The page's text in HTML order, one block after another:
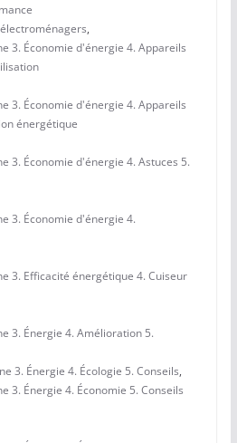
électroménagers,
3. Économie d'énergie 4. Appareils
3. Économie d'énergie 4. Appareils
énergétique
3. Économie d'énergie 4. Astuces 5.
3. Économie d'énergie 4.
3. Efficacité énergétique 4. Cuiseur
3. Énergie 4. Amélioration 5.
3. Énergie 4. Écologie 5. Conseils,
3. Énergie 4. Économie 5. Conseils